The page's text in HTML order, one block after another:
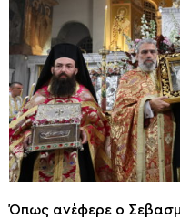
Όπως ανέφερε ο